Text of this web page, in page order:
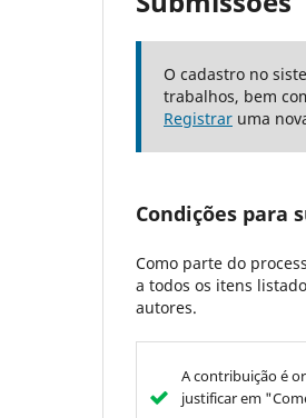
O cadastro no
trabalhos, bem
Registrar uma
Condições para
Como parte do
a todos os itens
autores.
A contribuição é
justificar em